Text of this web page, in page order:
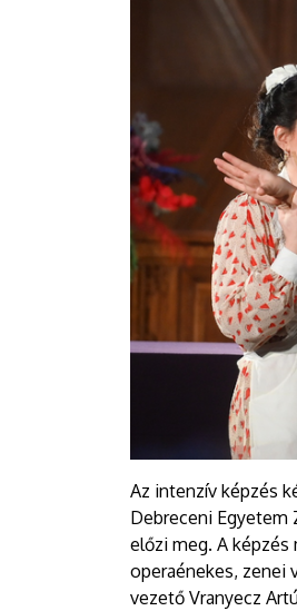
Az intenzív képzés
Debreceni Egyetem
előzi meg. A
operaénekes, zenei
vezető Vranyecz